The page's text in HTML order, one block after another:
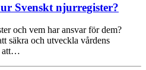
Svenskt njurregister?
och vem har ansvar för dem?
säkra och utveckla vårdens
att…